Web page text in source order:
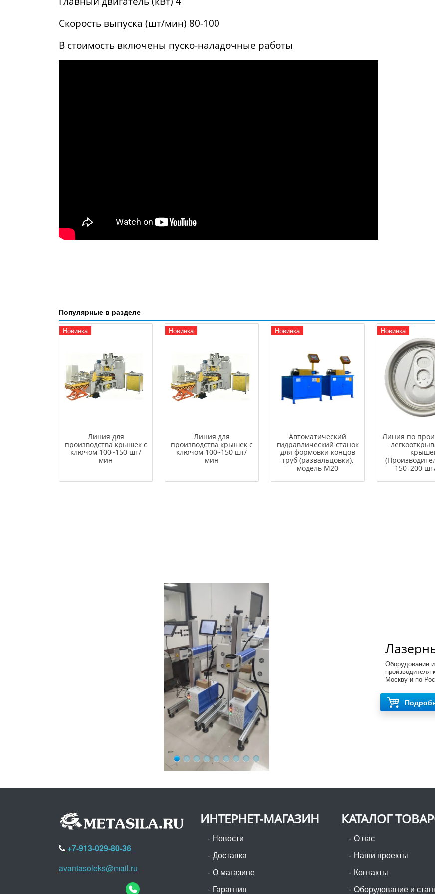
Скорость выпуска (шт/мин) 80-100
В стоимость включены пуско-наладочные работы
Популярные в разделе
Новинка
Линия для
производства крышек с
ключом 100~150 шт/
мин
Новинка
Линия для
производства крышек с
ключом 100~150 шт/
мин
Новинка
Автоматический
гидравлический станок
для формовки концов
труб (развальцовки),
модель M20
Новинка
Линия по
150–200
труб,
Оборудование
производителя
Москву и по
ИНТЕРНЕТ-МАГАЗИН
Новости
Доставка
О магазине
Гарантия
КАТАЛОГ
О нас
Наши проекты
Контакты
Оборудование и
+7-913-029-80-36
avantasoleks@mail.ru